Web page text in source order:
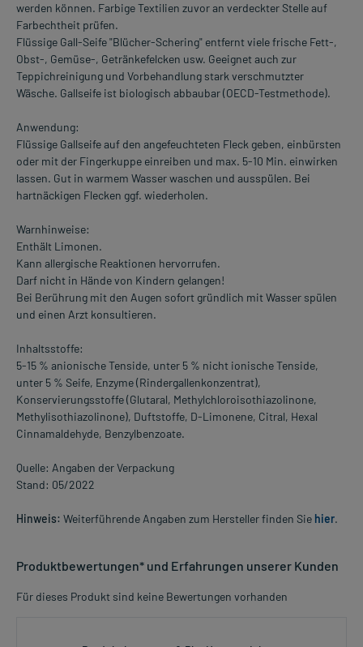
werden können. Farbige Textilien zuvor an verdeckter Stelle auf
Farbechtheit prüfen.
Flüssige Gall-Seife "Blücher-Schering" entfernt viele frische Fett-,
Obst-, Gemüse-, Getränkefelcken usw. Geeignet auch zur
Teppichreinigung und Vorbehandlung stark verschmutzter
Wäsche. Gallseife ist biologisch abbaubar (OECD-Testmethode).
Anwendung:
Flüssige Gallseife auf den angefeuchteten Fleck geben, einbürsten
oder mit der Fingerkuppe einreiben und max. 5-10 Min. einwirken
lassen. Gut in warmem Wasser waschen und ausspülen. Bei
hartnäckigen Flecken ggf. wiederholen.
Warnhinweise:
Enthält Limonen.
Kann allergische Reaktionen hervorrufen.
Darf nicht in Hände von Kindern gelangen!
Bei Berührung mit den Augen sofort gründlich mit Wasser spülen
und einen Arzt konsultieren.
Inhaltsstoffe:
5-15 % anionische Tenside, unter 5 % nicht ionische Tenside,
unter 5 % Seife, Enzyme (Rindergallenkonzentrat),
Konservierungsstoffe (Glutaral, Methylchloroisothiazolinone,
Methylisothiazolinone), Duftstoffe, D-Limonene, Citral, Hexal
Cinnamaldehyde, Benzylbenzoate.
Quelle: Angaben der Verpackung
Stand: 05/2022
Hinweis: Weiterführende Angaben zum Hersteller finden Sie hier.
Produktbewertungen* und Erfahrungen unserer Kunden
Für dieses Produkt sind keine Bewertungen vorhanden